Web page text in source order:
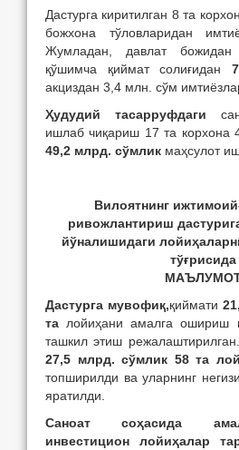
Дастурга киритилган 8 та
божхона тўловларидан
Жумладан, давлат божидан
қўшимча қиймат солиғидан
акциздан 3,4 млн. сўм
Ҳудудий тасарруфдаги
ишлаб чиқариш 17 та корхона
49,2 млрд. сўмлик маҳсулот
Вилоятнинг
ривожлантириш
йўналишидаги
тўғрисида
Дастурга мувофиқ,қиймати
та лойиҳани амалга ошириш
ташкил этиш
27,5 млрд. сўмлик 58 та
топширилди ва уларнинг
яратилди.
Саноат соҳасида
инвестицион лойиҳалар